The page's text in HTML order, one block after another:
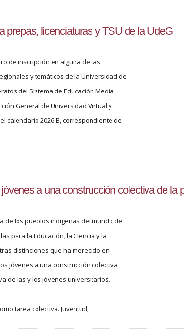
prepas, licenciaturas y TSU de la UdeG
de inscripción en alguna de las
y temáticos de la Universidad de
del Sistema de Educación Media
General de Universidad Virtual y
calendario 2026-B, correspondiente de
a una construcción colectiva de la
de los pueblos indígenas del mundo de
para la Educación, la Ciencia y la
distinciones que ha merecido en
jóvenes a una construcción colectiva
de las y los jóvenes universitarios.
tarea colectiva. Juventud,